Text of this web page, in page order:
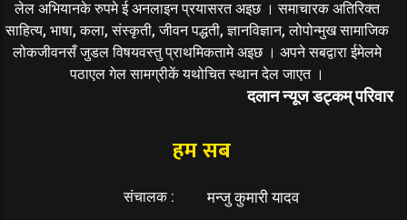
लेल अभियानके रुपमे ई अनलाइन प्रयासरत अइछ । समाचारक अतिरिक्त
साहित्य, भाषा, कला, संस्कृती, जीवन पद्धती, ज्ञानविज्ञान, लोपोन्मुख सामाजिक
लोकजीवनसँ जुडल विषयवस्तु प्राथमिकतामे अइछ । अपने सबद्वारा ईमेलमे
पठाएल गेल सामग्रीकें यथोचित स्थान देल जाएत ।
दलान न्यूज डट्कम् परिवार
हम सब
संचालक : मन्जु कुमारी यादव